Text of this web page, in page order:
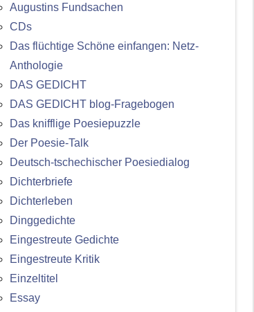
Augustins Fundsachen
CDs
Das flüchtige Schöne einfangen: Netz-
Anthologie
DAS GEDICHT
DAS GEDICHT blog-Fragebogen
Das knifflige Poesiepuzzle
Der Poesie-Talk
Deutsch-tschechischer Poesiedialog
Dichterbriefe
Dichterleben
Dinggedichte
Eingestreute Gedichte
Eingestreute Kritik
Einzeltitel
Essay